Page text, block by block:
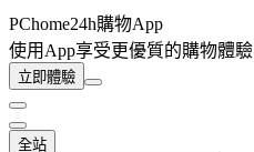
PChome24h購物App
使用App享受更優質的購物體驗
立即體驗
全站